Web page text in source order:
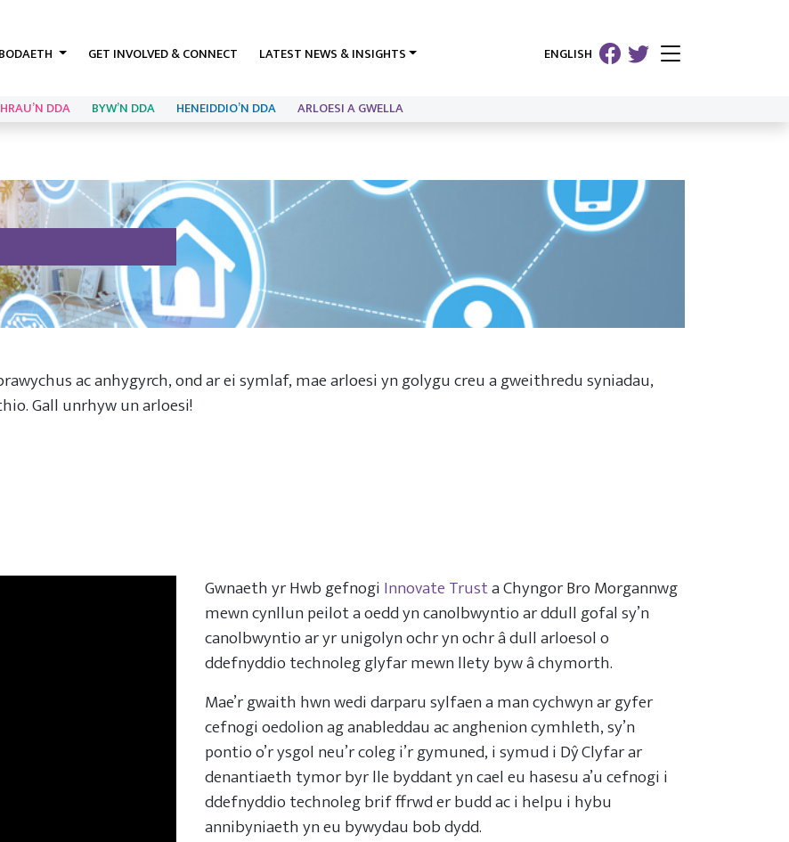
GET INVOLVED & CONNECT LATEST NEWS & INSIGHTS ENGLISH
DDA BYW’N DDA HENEIDDIO’N DDA ARLOESI A GWELLA
ac anhygyrch, ond ar ei symlaf, mae arloesi yn golygu creu a gweithredu syniadau,
Gall unrhyw un arloesi!
Gwnaeth yr Hwb gefnogiInnovate Trusta Chyngor Bro Morgannwg
mewn cynllun peilot a oedd yn canolbwyntio ar ddull gofal sy’n
canolbwyntio ar yr unigolyn ochr yn ochr â dull arloesol o
ddefnyddio technoleg glyfar mewn llety byw â chymorth.
Mae’r gwaith hwn wedi darparu sylfaen a man cychwyn ar gyfer
cefnogi oedolion ag anableddau ac anghenion cymhleth, sy’n
pontio o’r ysgol neu’r coleg i’r gymuned, i symud i Dŷ Clyfar ar
denantiaeth tymor byr lle byddant yn cael eu hasesu a’u cefnogi i
ddefnyddio technoleg brif ffrwd er budd ac i helpu i hybu
annibyniaeth yn eu bywydau bob dydd.